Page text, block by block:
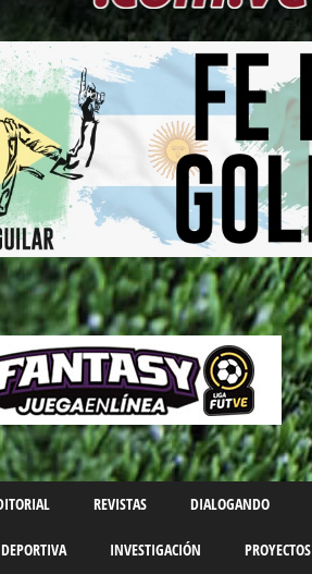
REVISTAS DIALOGANDO
INVESTIGACIÓN PROYECTOS